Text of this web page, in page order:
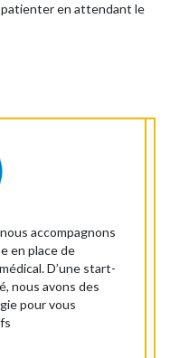
patienter en attendant le
accompagnons
en place de
D’une start-
nous avons des
pour vous